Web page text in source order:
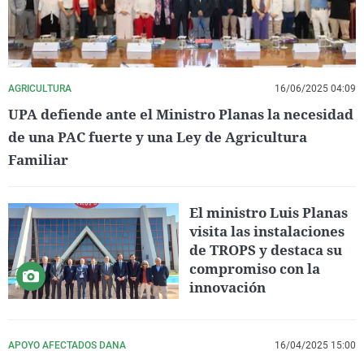
AGRICULTURA 16/06/2025 04:09
UPA defiende ante el Ministro Planas la necesidad
de una PAC fuerte y una Ley de Agricultura
Familiar
El ministro Luis Planas
visita las instalaciones
de TROPS y destaca su
compromiso con la
innovación
APOYO AFECTADOS DANA 16/04/2025 15:00